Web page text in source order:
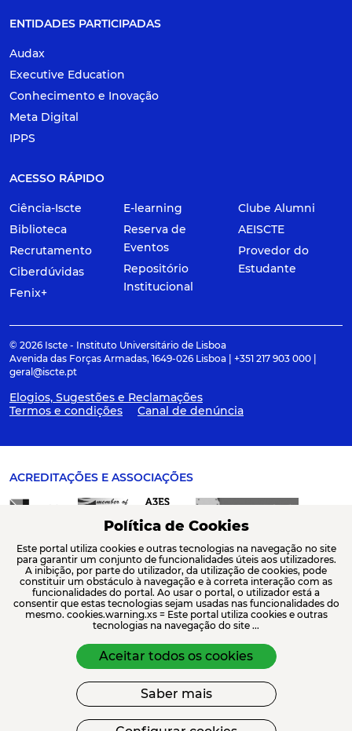
ENTIDADES PARTICIPADAS
Audax
Executive Education
Conhecimento e Inovação
Meta Digital
IPPS
ACESSO RÁPIDO
Ciência-Iscte
Biblioteca
Recrutamento
Ciberdúvidas
Fenix+
E-learning
Reserva de
Eventos
Repositório
Institucional
Clube Alumni
AEISCTE
Provedor do
Estudante
© 2026 Iscte - Instituto Universitário de Lisboa
Avenida das Forças Armadas, 1649-026 Lisboa | +351 217 903 000 |
geral@iscte.pt
Elogios, Sugestões e Reclamações
Termos e condições
Canal de denúncia
ACREDITAÇÕES E ASSOCIAÇÕES
FINANCIAMENTO
Política de Cookies
Este portal utiliza cookies e outras tecnologias na navegação no site
para garantir um conjunto de funcionalidades úteis aos utilizadores.
A inibição, por parte do utilizador, da utilização de cookies, pode
constituir um obstáculo à navegação e à correta interação com as
funcionalidades do portal. Ao usar o portal, o utilizador está a
consentir que estas tecnologias sejam usadas nas funcionalidades do
mesmo. cookies.warning.xs = Este portal utiliza cookies e outras
tecnologias na navegação do site ...
Aceitar todos os cookies
Saber mais